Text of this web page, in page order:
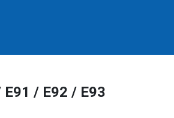
/ E92 / E93